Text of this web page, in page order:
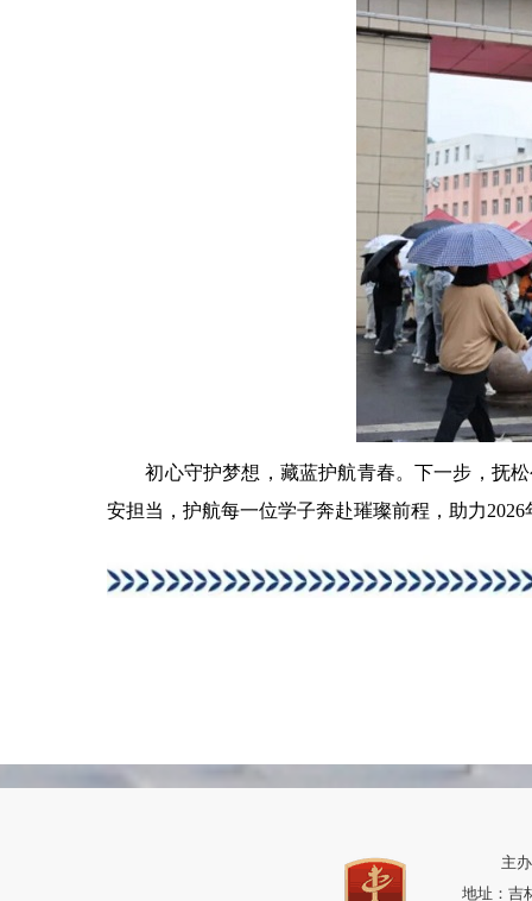
初心守护梦想，藏蓝护航青春。下一步，抚松
安担当，护航每一位学子奔赴璀璨前程，助力
主
地址：吉